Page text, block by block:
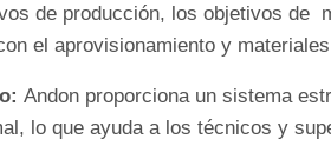
de producción, los objetivos de
el aprovisionamiento y
Andon proporciona un sistema
lo que ayuda a los técnicos y